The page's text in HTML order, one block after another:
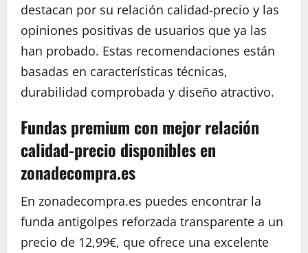
destacan por su relación calidad-precio y las
opiniones positivas de usuarios que ya las
han probado. Estas recomendaciones están
basadas en características técnicas,
durabilidad comprobada y diseño atractivo.
Fundas premium con mejor relación
calidad-precio disponibles en
zonadecompra.es
En zonadecompra.es puedes encontrar la
funda antigolpes reforzada transparente a un
precio de 12,99€, que ofrece una excelente